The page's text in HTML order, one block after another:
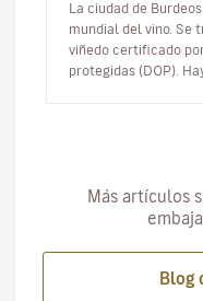
La ciudad de
mundial del vino. Se
viñedo certificado
protegidas (DOP). Hay más de sesenta, desde Saint-
Más artículos
Blog